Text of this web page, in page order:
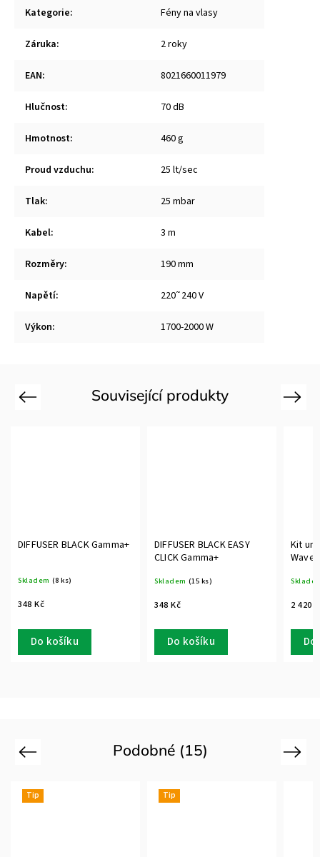
Kategorie: Fény na vlasy
Záruka: 2 roky
EAN: 8021660011979
Hlučnost: 70 dB
Hmotnost: 460 g
Proud vzduchu: 25 lt/sec
Tlak: 25 mbar
Kabel: 3 m
Rozměry: 190 mm
Napětí: 220˜240 V
Výkon: 1700-2000 W
Související produkty
Previous
DIFFUSER BLACK Gamma+
Skladem (8 ks)
348 Kč
Do košíku
DIFFUSER BLACK EASY
CLICK Gamma+
Skladem (15 ks)
348 Kč
Do košíku
Kit
2 420
Next
Podobné (15)
Previous
Tip Tip
Next